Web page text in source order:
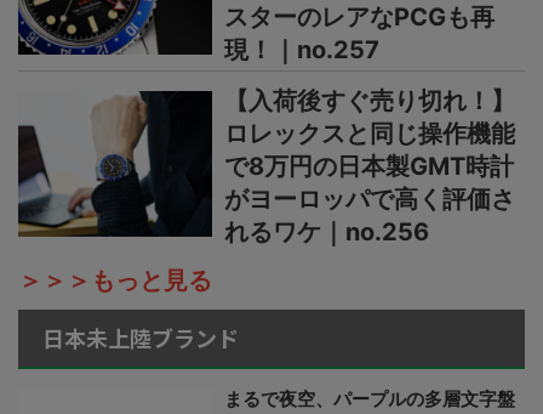
スターのレアなPCGも再
現！｜no.257
【入荷後すぐ売り切れ！】
ロレックスと同じ操作機能
で8万円の日本製GMT時計
がヨーロッパで高く評価さ
れるワケ｜no.256
＞＞＞もっと見る
日本未上陸ブランド
まるで夜空、パープルの多層文字盤